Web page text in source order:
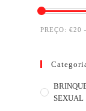
PREÇO:€20
SEXUAL